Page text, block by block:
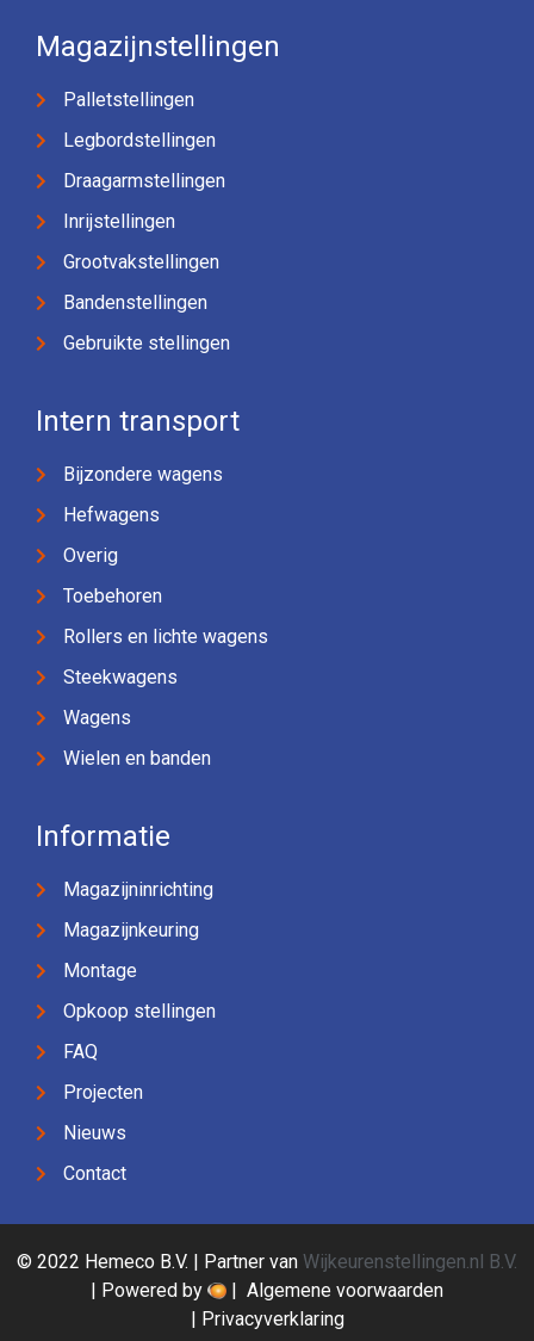
Magazijnstellingen
Palletstellingen
Legbordstellingen
Draagarmstellingen
Inrijstellingen
Grootvakstellingen
Bandenstellingen
Gebruikte stellingen
Intern transport
Bijzondere wagens
Hefwagens
Overig
Toebehoren
Rollers en lichte wagens
Steekwagens
Wagens
Wielen en banden
Informatie
Magazijninrichting
Magazijnkeuring
Montage
Opkoop stellingen
FAQ
Projecten
Nieuws
Contact
© 2022 Hemeco B.V. | Partner van Wijkeurenstellingen.nl B.V.
| Powered by
| Algemene voorwaarden
| Privacyverklaring